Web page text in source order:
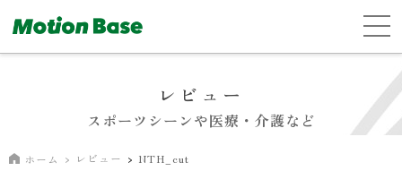
レビュー
スポーツシーンや医療・介護など
ホーム レビュー NTH_cut